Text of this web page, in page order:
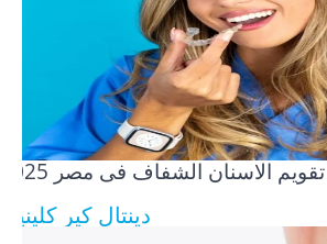
الاسنان الشفاف فى مصر​ 2025
دينتال كير كلينيك